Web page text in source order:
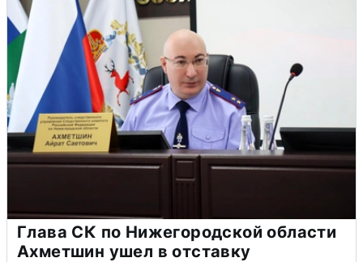
Глава СК по Нижегородской области
Ахметшин ушел в отставку